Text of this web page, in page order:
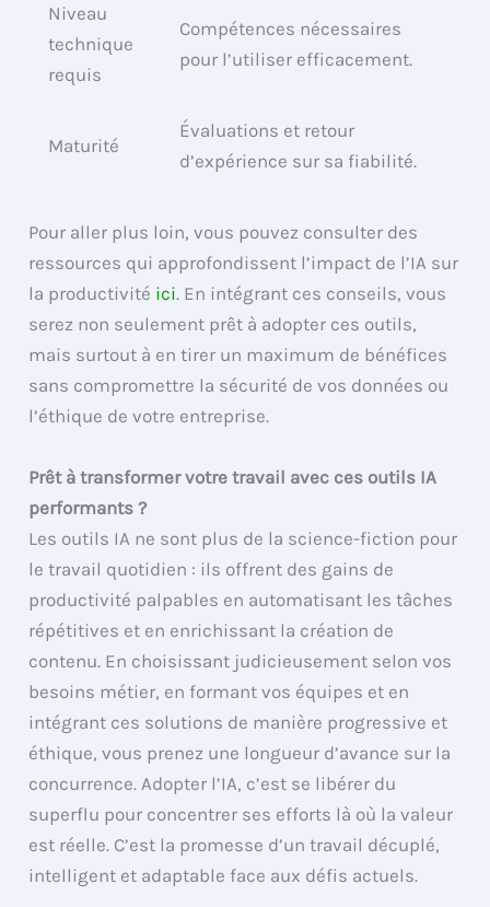
Niveau
technique
requis
Compétences nécessaires
pour l’utiliser efficacement.
Maturité
Évaluations et retour
d’expérience sur sa fiabilité.
Pour aller plus loin, vous pouvez consulter des
ressources qui approfondissent l’impact de l’IA sur
la productivité ici. En intégrant ces conseils, vous
serez non seulement prêt à adopter ces outils,
mais surtout à en tirer un maximum de bénéfices
sans compromettre la sécurité de vos données ou
l’éthique de votre entreprise.
Prêt à transformer votre travail avec ces outils IA
performants ?
Les outils IA ne sont plus de la science-fiction pour
le travail quotidien : ils offrent des gains de
productivité palpables en automatisant les tâches
répétitives et en enrichissant la création de
contenu. En choisissant judicieusement selon vos
besoins métier, en formant vos équipes et en
intégrant ces solutions de manière progressive et
éthique, vous prenez une longueur d’avance sur la
concurrence. Adopter l’IA, c’est se libérer du
superflu pour concentrer ses efforts là où la valeur
est réelle. C’est la promesse d’un travail décuplé,
intelligent et adaptable face aux défis actuels.